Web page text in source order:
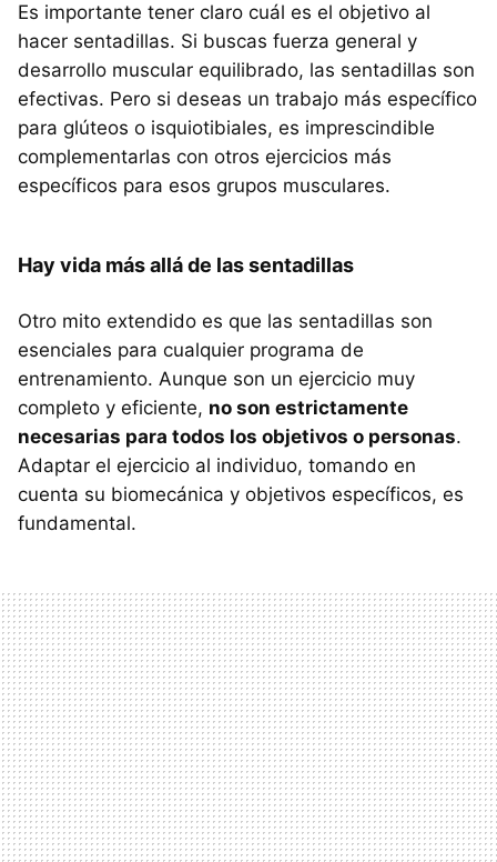
Es importante tener claro cuál es el objetivo al
hacer sentadillas. Si buscas fuerza general y
desarrollo muscular equilibrado, las sentadillas son
efectivas. Pero si deseas un trabajo más específico
para glúteos o isquiotibiales, es imprescindible
complementarlas con otros ejercicios más
específicos para esos grupos musculares.
Hay vida más allá de las sentadillas
Otro mito extendido es que las sentadillas son
esenciales para cualquier programa de
entrenamiento. Aunque son un ejercicio muy
completo y eficiente, no son estrictamente
necesarias para todos los objetivos o personas.
Adaptar el ejercicio al individuo, tomando en
cuenta su biomecánica y objetivos específicos, es
fundamental.